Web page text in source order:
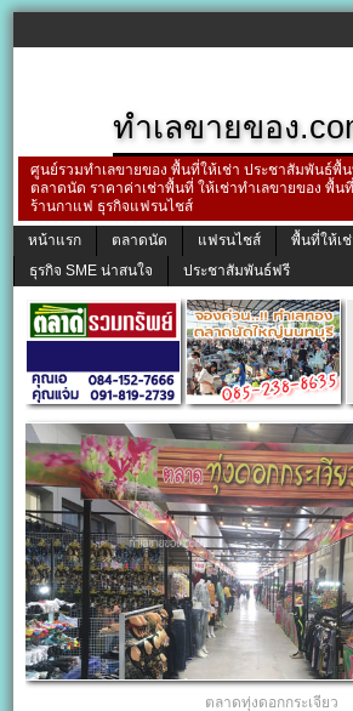
ทำเลขายของ
ศูนย์รวมทำเลขายของ พื้นที่ให้เช่า ประชาสัมพันธ์พื้
ตลาดนัด ราคาค่าเช่าพื้นที่ ให้เช่าทำเลขายของ พื้น
ร้านกาแฟ ธุรกิจแฟรนไชส์
หน้าแรก
ตลาดนัด แฟรนไชส์ พื้นที่ให้เช่
ธุรกิจ SME น่าสนใจ
ประชาสัมพันธ์ฟรี
ตลาดทุ่งดอกกระเจียว